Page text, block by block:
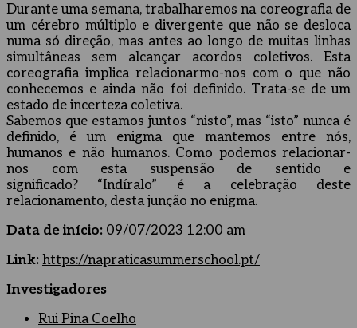
Durante uma semana, trabalharemos na coreografia de
um cérebro múltiplo e divergente que não se desloca
numa só direção, mas antes ao longo de muitas linhas
simultâneas sem alcançar acordos coletivos. Esta
coreografia implica relacionarmo-nos com o que não
conhecemos e ainda não foi definido. Trata-se de um
estado de incerteza coletiva.
Sabemos que estamos juntos “nisto”, mas “isto” nunca é
definido, é um enigma que mantemos entre nós,
humanos e não humanos. Como podemos relacionar-
nos com esta suspensão de sentido e
significado? “Indíralo” é a celebração deste
relacionamento, desta junção no enigma.
Data de início: 09/07/2023 12:00 am
Link: https://napraticasummerschool.pt/
Investigadores
Rui Pina Coelho